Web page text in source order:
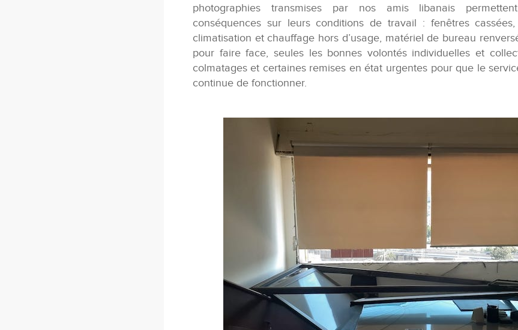
photographies transmises par nos amis libanais
conséquences sur leurs conditions de travail : fenêtres
climatisation et chauffage hors d’usage, matériel de bureau
pour faire face, seules les bonnes volontés individuelles et
colmatages et certaines remises en état urgentes pour que le
continue de fonctionner.